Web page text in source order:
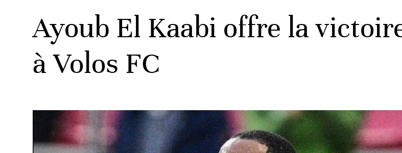
Ayoub El Kaabi offre la
à Volos FC